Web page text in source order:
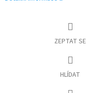
ZEPTAT SE
HLÍDAT